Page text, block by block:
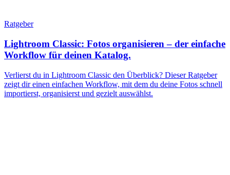
Ratgeber
Lightroom Classic: Fotos organisieren – der einfache
Workflow für deinen Katalog.
Verlierst du in Lightroom Classic den Überblick? Dieser Ratgeber
zeigt dir einen einfachen Workflow, mit dem du deine Fotos schnell
importierst, organisierst und gezielt auswählst.